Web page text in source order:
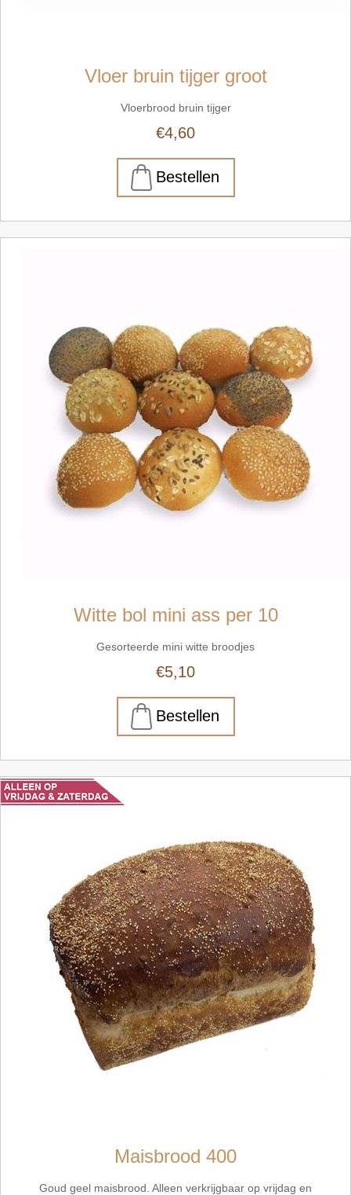
Vloer bruin tijger groot
Vloerbrood bruin tijger
€4,60
Witte bol mini ass per 10
Gesorteerde mini witte broodjes
€5,10
Maisbrood 400
Goud geel maisbrood. Alleen verkrijgbaar op vrijdag en